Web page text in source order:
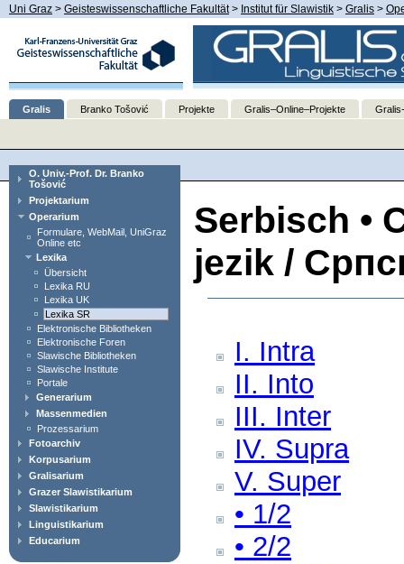
Uni Graz > Geisteswissenschaftliche Fakultät> Institut für Slawistik > Gralis >
Gralis Branko Tošović Projekte Gralis–Online–Projekte
O. Univ.-Prof. Dr. Branko
Tošović
Projektarium
Operarium
Formulare, WebMail, UniGraz
Online etc
Lexika
Übersicht
Lexika RU
Lexika UK
Lexika SR
Elektronische Bibliotheken
Elektronische Foren
Slawische Bibliotheken
Slawische Institute
Portale
Generarium
Massenmedien
Prozessarium
Fotoarchiv
Korpusarium
Gralisarium
Grazer Slawistikarium
Slawistikarium
Linguistikarium
Educarium
Serbisch •
jezik /
I. Intra
II. Into
III. Inter
IV. Supra
V. Super
• 1/2
• 2/2